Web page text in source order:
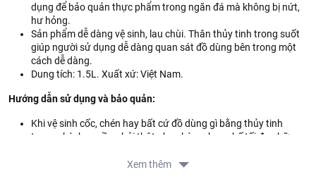
dụng để bảo quản thực phẩm trong ngăn đá mà không bị nứt,
hư hỏng.
Sản phẩm dễ dàng vệ sinh, lau chùi. Thân thủy tinh trong suốt
giúp người sử dụng dễ dàng quan sát đồ dùng bên trong một
cách dễ dàng.
Dung tích: 1.5L. Xuất xứ: Việt Nam.
Hướng dẫn sử dụng và bảo quản:
Khi vệ sinh cốc, chén hay bất cứ đồ dùng gì bằng thủy tinh
trong nhà, bạn cần phải thật nhẹ nhàng, hạn chế tối đa những
Xem thêm